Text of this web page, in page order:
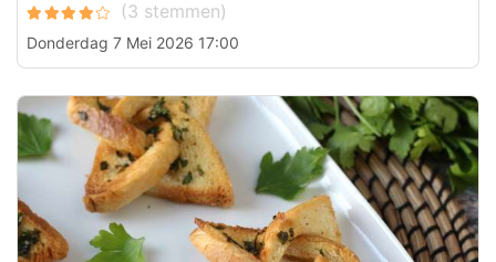
Donderdag 7 Mei 2026 17:00